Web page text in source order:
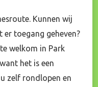
Kunnen wij
er toegang geheven?
welkom in Park
het is een
zelf rondlopen en